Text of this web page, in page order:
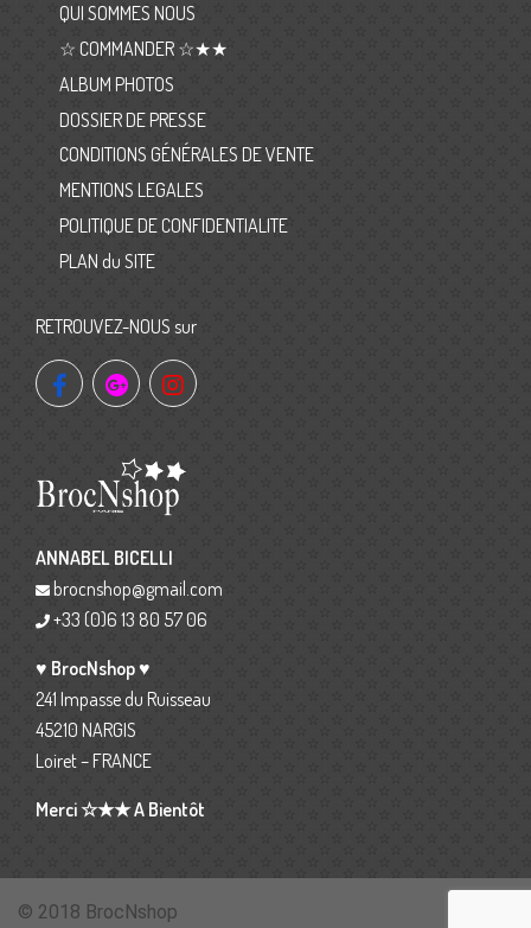
QUI SOMMES NOUS
☆ COMMANDER ☆★★
ALBUM PHOTOS
DOSSIER DE PRESSE
CONDITIONS GÉNÉRALES DE VENTE
MENTIONS LEGALES
POLITIQUE DE CONFIDENTIALITE
PLAN du SITE
RETROUVEZ-NOUS sur
ANNABEL BICELLI
brocnshop@gmail.com
+33 (0)6 13 80 57 06
♥ BrocNshop ♥
241 Impasse du Ruisseau
45210 NARGIS
Loiret – FRANCE
Merci ☆★★ A Bientôt
© 2018 BrocNshop